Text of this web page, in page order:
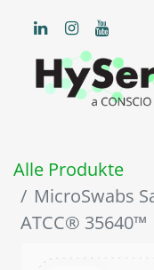
Alle Produkte
MicroSwabs
ATCC® 35640™